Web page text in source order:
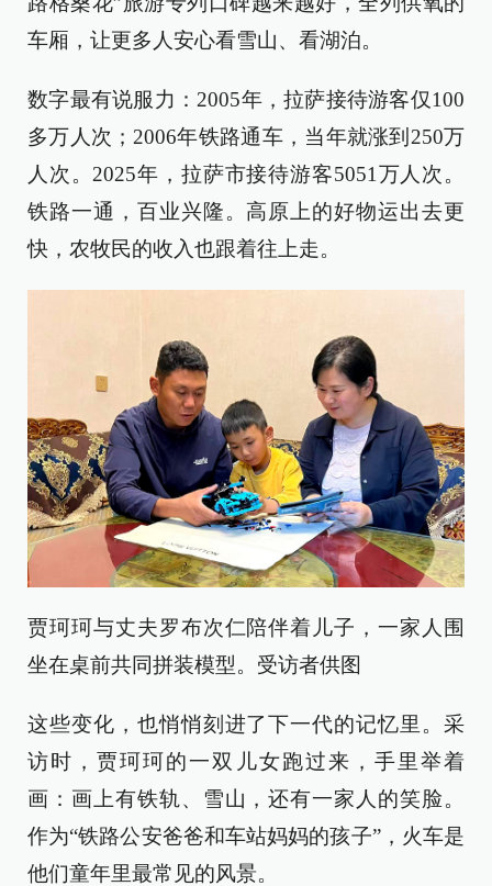
车厢，让更多人安心看雪山、看湖泊。
数字最有说服力：2005年，拉萨接待游客仅100
多万人次；2006年铁路通车，当年就涨到250万
人次。2025年，拉萨市接待游客5051万人次。
铁路一通，百业兴隆。高原上的好物运出去更
快，农牧民的收入也跟着往上走。
贾珂珂与丈夫罗布次仁陪伴着儿子，一家人围
坐在桌前共同拼装模型。受访者供图
这些变化，也悄悄刻进了下一代的记忆里。采
访时，贾珂珂的一双儿女跑过来，手里举着
画：画上有铁轨、雪山，还有一家人的笑脸。
作为“铁路公安爸爸和车站妈妈的孩子”，火车是
他们童年里最常见的风景。